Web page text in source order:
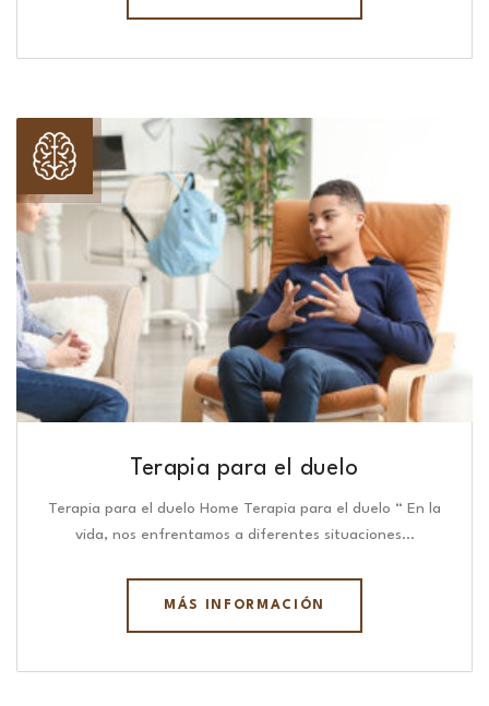
Terapia para el duelo
Terapia para el duelo Home Terapia para el duelo “ En la
vida, nos enfrentamos a diferentes situaciones…
MÁS INFORMACIÓN